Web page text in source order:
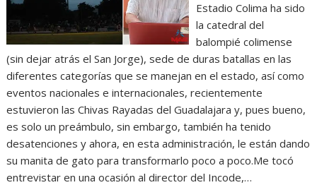
Estadio Colima ha sido
la catedral del
balompié colimense
(sin dejar atrás el San Jorge), sede de duras batallas en las
diferentes categorías que se manejan en el estado, así como
eventos nacionales e internacionales, recientemente
estuvieron las Chivas Rayadas del Guadalajara y, pues bueno,
es solo un preámbulo, sin embargo, también ha tenido
desatenciones y ahora, en esta administración, le están dando
su manita de gato para transformarlo poco a poco.Me tocó
entrevistar en una ocasión al director del Incode,…